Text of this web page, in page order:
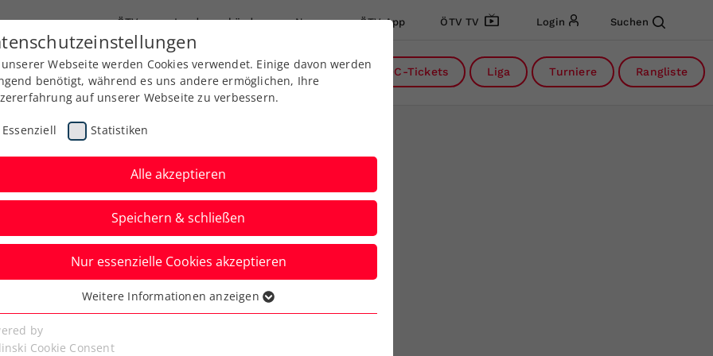
ÖTV Landesverbände News ÖTV App ÖTV TV Login Suchen
Ausbildung Services Über uns DC-Tickets Liga Turniere Rangliste
zweimal im
Webseite werden Cookies verwendet. Einige davon werden
benötigt, während es uns andere ermöglichen, Ihre
auf unserer Webseite zu verbessern.
Essenziell Statistiken
Alle akzeptieren
Speichern & schließen
Nur essenzielle Cookies akzeptieren
Cookies werden für grundlegende Funktionen der
benötigt. Dadurch ist gewährleistet, dass die Webseite
Weitere Informationen anzeigen
by
Cookie Consent